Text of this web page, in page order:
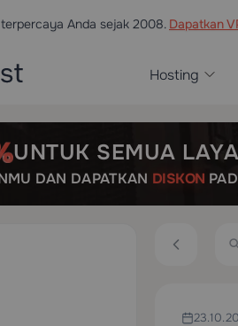
Anda sejak 2008. Dapatkan
Hosting
UNTUK SEMUA
DAN DAPATKAN DISKON